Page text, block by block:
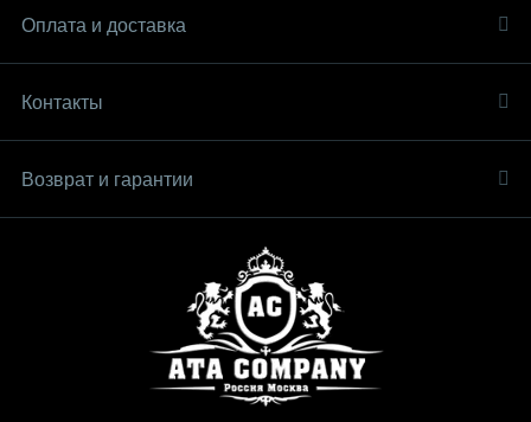
Оплата и доставка
Контакты
Возврат и гарантии